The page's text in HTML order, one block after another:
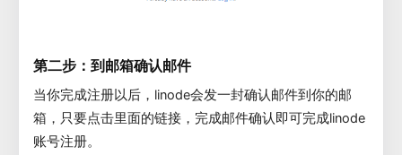
第二步：到邮箱确认邮件
当你完成注册以后，linode会发一封确认邮件到你的邮
箱，只要点击里面的链接，完成邮件确认即可完成linode
账号注册。